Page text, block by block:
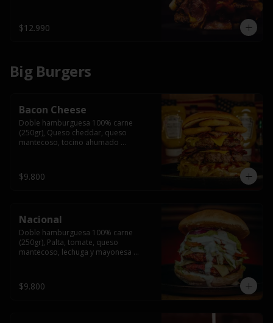
$12.990
Big Burgers
Bacon Cheese
Doble hamburguesa 100% carne
(250gr), Queso cheddar, queso
mantecoso, tocino ahumado
brioche y acompañado de papas
fritas.
$9.800
Nacional
Doble hamburguesa 100% carne
(250gr), Palta, tomate, queso
mantecoso, lechuga y mayonesa
$9.800